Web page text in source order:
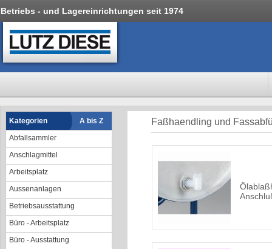
Betriebs - und Lagereinrichtungen seit 1974
Kategorien
A bis Z
Abfallsammler
Anschlagmittel
Arbeitsplatz
Aussenanlagen
Betriebsausstattung
Büro - Arbeitsplatz
Büro - Ausstattung
Faßhaendling und